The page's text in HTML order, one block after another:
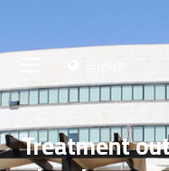
Treatment